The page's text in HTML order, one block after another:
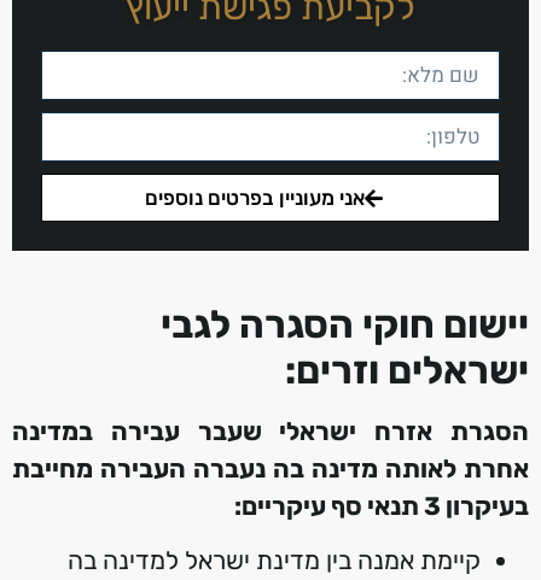
אני מעוניין בפרטים נוספים
יישום חוקי הסגרה לגבי
ישראלים וזרים:
הסגרת אזרח ישראלי שעבר עבירה במדינה
אחרת לאותה מדינה בה נעברה העבירה מחייבת
בעיקרון 3 תנאי סף עיקריים:
קיימת אמנה בין מדינת ישראל למדינה בה